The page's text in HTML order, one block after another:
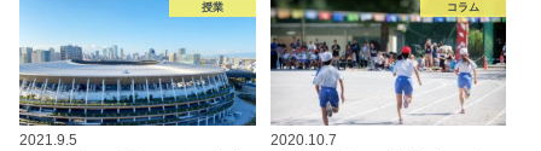
授業
2021.9.5
コラム
2020.10.7